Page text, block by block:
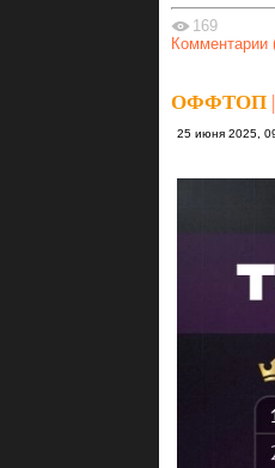
169
Комментарии
ОФФТОП
25 июня 2025,